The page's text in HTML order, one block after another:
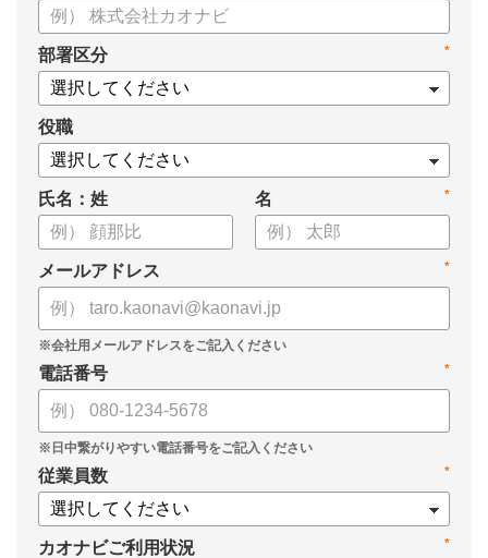
届けします 。
【資料の内容】
・経営戦略が「絵に描いた餅」になる3つの理由
・人材の見える化や評価制度連動など、実務対応のポイント
・カオナビを活用した組織マネジメントの底上げ
*
部署区分
役職
氏名：姓 *
名
*
メールアドレス
*
電話番号
*
従業員数
*
カオナビご利用状況